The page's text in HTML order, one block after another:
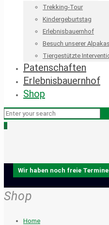
Trekking-Tour
Kindergeburtstag
Erlebnisbauernhof
Besuch unserer
Tiergestützte
Patenschaften
Erlebnisbauernhof
Shop
0
Shop
Home